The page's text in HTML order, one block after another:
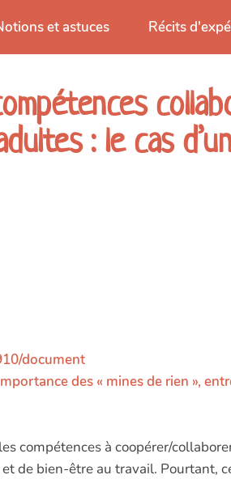
et astuces Récits
: le cas
document
des « mines de rien »,
compétences à coopérer/
de bien-être au travail. Pourtant,